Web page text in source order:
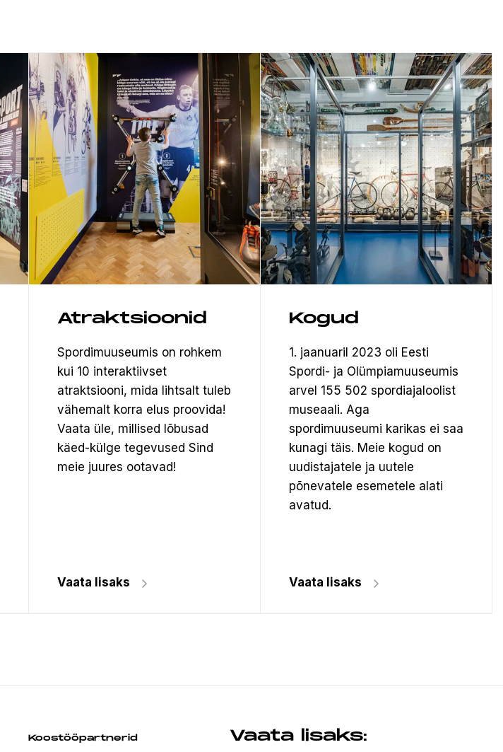
Atraktsioonid
Spordimuuseumis on rohkem
kui 10 interaktiivset
atraktsiooni, mida lihtsalt tuleb
vähemalt korra elus proovida!
Vaata üle, millised lõbusad
käed-külge tegevused Sind
meie juures ootavad!
Vaata lisaks
Kogud
1. jaanuaril 2023 oli Eesti
Spordi- ja Olümpiamuuseumis
arvel 155 502 spordiajaloolist
museaali. Aga
spordimuuseumi karikas ei saa
kunagi täis. Meie kogud on
uudistajatele ja uutele
põnevatele esemetele alati
avatud.
Vaata lisaks
Koostööpartnerid Vaata lisaks: